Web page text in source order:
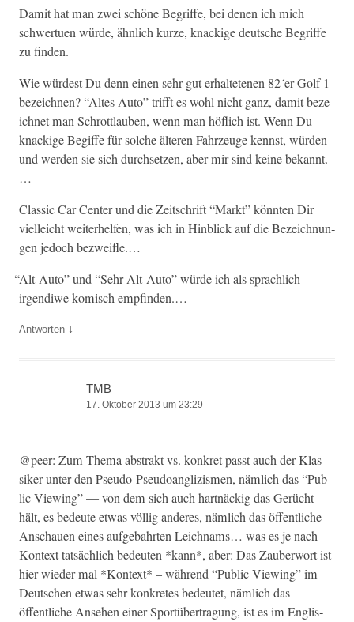
Damit hat man zwei schöne Begriffe, bei denen ich mich
schw­ertuen würde, ähn­lich kurze, knack­ige deutsche Begriffe
zu finden.
Wie würdest Du denn einen sehr gut erhal­tete­nen 82´er Golf 1
beze­ich­nen? “Altes Auto” trifft es wohl nicht ganz, damit beze­
ich­net man Schrot­t­lauben, wenn man höflich ist. Wenn Du
knack­ige Begiffe für solche älteren Fahrzeuge kennst, wür­den
und wer­den sie sich durch­set­zen, aber mir sind keine bekannt.
…
Clas­sic Car Cen­ter und die Zeitschrift “Markt” kön­nten Dir
vielle­icht weit­er­helfen, was ich in Hin­blick auf die Beze­ich­nun­
gen jedoch bezweifle.…
“Alt-Auto” und “Sehr-Alt-Auto” würde ich als sprach­lich
irgendi­we komisch empfinden.…
Antworten ↓
TMB
17. Oktober 2013 um 23:29
@peer: Zum The­ma abstrakt vs. konkret passt auch der Klas­
sik­er unter den Pseu­do-Pseudoan­glizis­men, näm­lich das “Pub­
lic View­ing” — von dem sich auch hart­näck­ig das Gerücht
hält, es bedeute etwas völ­lig anderes, näm­lich das öffentliche
Anschauen eines aufge­bahrten Leich­nams… was es je nach
Kon­text tat­säch­lich bedeuten *kann*, aber: Das Zauber­wort ist
hier wieder mal *Kon­text* – während “Pub­lic View­ing” im
Deutschen etwas sehr konkretes bedeutet, näm­lich das
öffentliche Anse­hen ein­er Sportüber­tra­gung, ist es im Englis­